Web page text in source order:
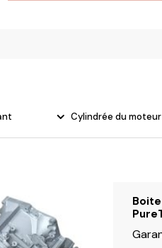
Cylindrée du moteur